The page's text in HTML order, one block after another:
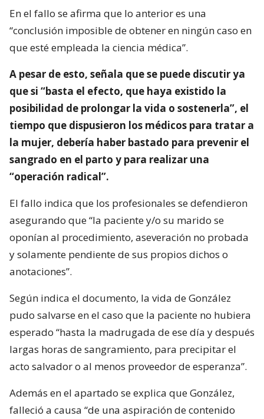
En el fallo se afirma que lo anterior es una
“conclusión imposible de obtener en ningún caso en
que esté empleada la ciencia médica”.
A pesar de esto, señala que se puede discutir ya
que si “basta el efecto, que haya existido la
posibilidad de prolongar la vida o sostenerla”, el
tiempo que dispusieron los médicos para tratar a
la mujer, debería haber bastado para prevenir el
sangrado en el parto y para realizar una
“operación radical”.
El fallo indica que los profesionales se defendieron
asegurando que “la paciente y/o su marido se
oponían al procedimiento, aseveración no probada
y solamente pendiente de sus propios dichos o
anotaciones”.
Según indica el documento, la vida de González
pudo salvarse en el caso que la paciente no hubiera
esperado “hasta la madrugada de ese día y después
largas horas de sangramiento, para precipitar el
acto salvador o al menos proveedor de esperanza”.
Además en el apartado se explica que González,
falleció a causa “de una aspiración de contenido